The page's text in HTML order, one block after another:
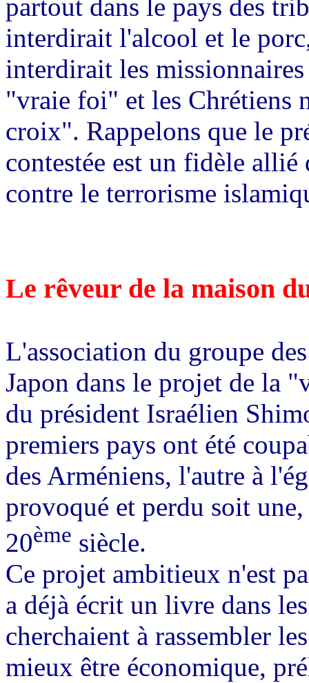
partout dans le pays des
interdirait l'alcool et le
interdirait les
"vraie foi" et les Chrétiens
croix". Rappelons que le
contestée est un fidèle
contre le terrorisme
Le rêveur de la maison
L'association du groupe
Japon dans le projet de la
du président Israélien
premiers pays ont été
des Arméniens, l'autre à
provoqué et perdu soit
20ème siècle.
Ce projet ambitieux n'est
a déjà écrit un livre dans
cherchaient à rassembler
mieux être économique,